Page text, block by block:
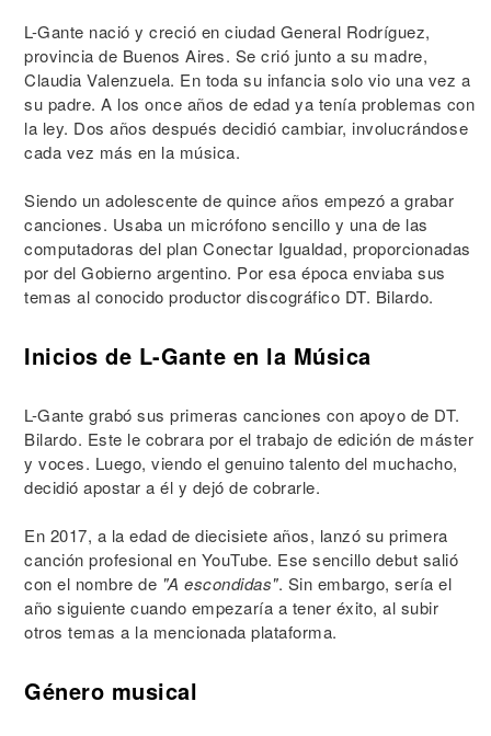
L-Gante nació y creció en ciudad General Rodríguez,
provincia de Buenos Aires. Se crió junto a su madre,
Claudia Valenzuela. En toda su infancia solo vio una vez a
su padre. A los once años de edad ya tenía problemas con
la ley. Dos años después decidió cambiar, involucrándose
cada vez más en la música.
Siendo un adolescente de quince años empezó a grabar
canciones. Usaba un micrófono sencillo y una de las
computadoras del plan Conectar Igualdad, proporcionadas
por del Gobierno argentino. Por esa época enviaba sus
temas al conocido productor discográfico DT. Bilardo.
Inicios de L-Gante en la Música
L-Gante grabó sus primeras canciones con apoyo de DT.
Bilardo. Este le cobrara por el trabajo de edición de máster
y voces. Luego, viendo el genuino talento del muchacho,
decidió apostar a él y dejó de cobrarle.
En 2017, a la edad de diecisiete años, lanzó su primera
canción profesional en YouTube. Ese sencillo debut salió
con el nombre de "A escondidas". Sin embargo, sería el
año siguiente cuando empezaría a tener éxito, al subir
otros temas a la mencionada plataforma.
Género musical